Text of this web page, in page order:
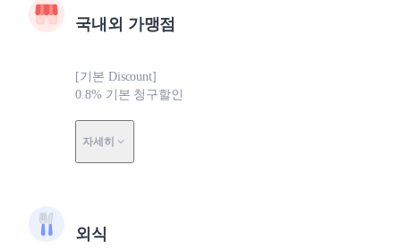
국내외 가맹점
[기본 Discount]
0.8% 기본 청구할인
자세히
외식